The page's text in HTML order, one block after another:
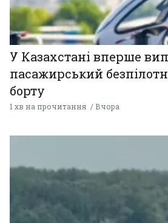
У Казахстані вперше
пасажирський
борту
1 хв на прочитання Вчора